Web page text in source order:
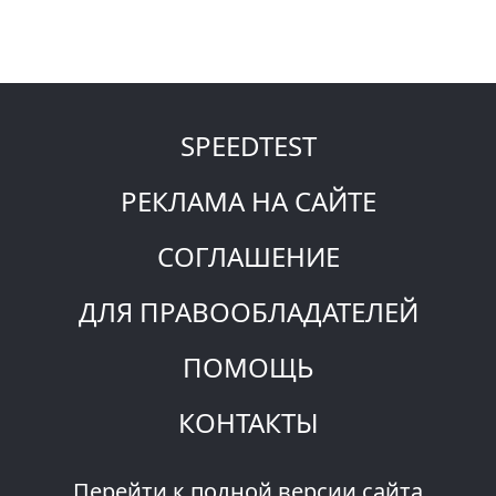
SPEEDTEST
РЕКЛАМА НА САЙТЕ
СОГЛАШЕНИЕ
ДЛЯ ПРАВООБЛАДАТЕЛЕЙ
ПОМОЩЬ
КОНТАКТЫ